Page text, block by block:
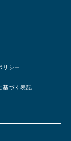
リシー
基づく表記